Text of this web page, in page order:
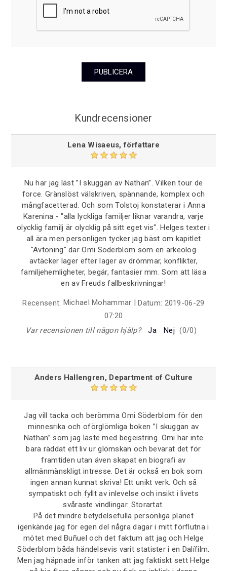
Kundrecensioner
Lena Wisaeus, författare
Nu har jag läst ”I skuggan av Nathan”. Vilken tour de
force. Gränslöst välskriven, spännande, komplex och
mångfacetterad. Och som Tolstoj konstaterar i Anna
Karenina - "alla lyckliga familjer liknar varandra, varje
olycklig familj är olycklig på sitt eget vis". Helges texter i
all ära men personligen tycker jag bäst om kapitlet
"Avtoning" där Omi Söderblom som en arkeolog
avtäcker lager efter lager av drömmar, konflikter,
familjehemligheter, begär, fantasier mm. Som att läsa
en av Freuds fallbeskrivningar!
Recensent: Michael Mohammar | Datum: 2019-06-29
07:20
Var recensionen till någon hjälp?
Ja Nej (0/0)
Anders Hallengren, Department of Culture
Jag vill tacka och berömma Omi Söderblom för den
minnesrika och oförglömliga boken ”I skuggan av
Nathan” som jag läste med begeistring. Omi har inte
bara räddat ett liv ur glömskan och bevarat det för
framtiden utan även skapat en biografi av
allmänmänskligt intresse. Det är också en bok som
ingen annan kunnat skriva! Ett unikt verk. Och så
sympatiskt och fyllt av inlevelse och insikt i livets
svåraste vindlingar. Storartat.
På det mindre betydelsefulla personliga planet
igenkände jag för egen del några dagar i mitt förflutna i
mötet med Buñuel och det faktum att jag och Helge
Söderblom båda händelsevis varit statister i en Dalífilm.
Men jag häpnade inför tanken att jag faktiskt sett Helge